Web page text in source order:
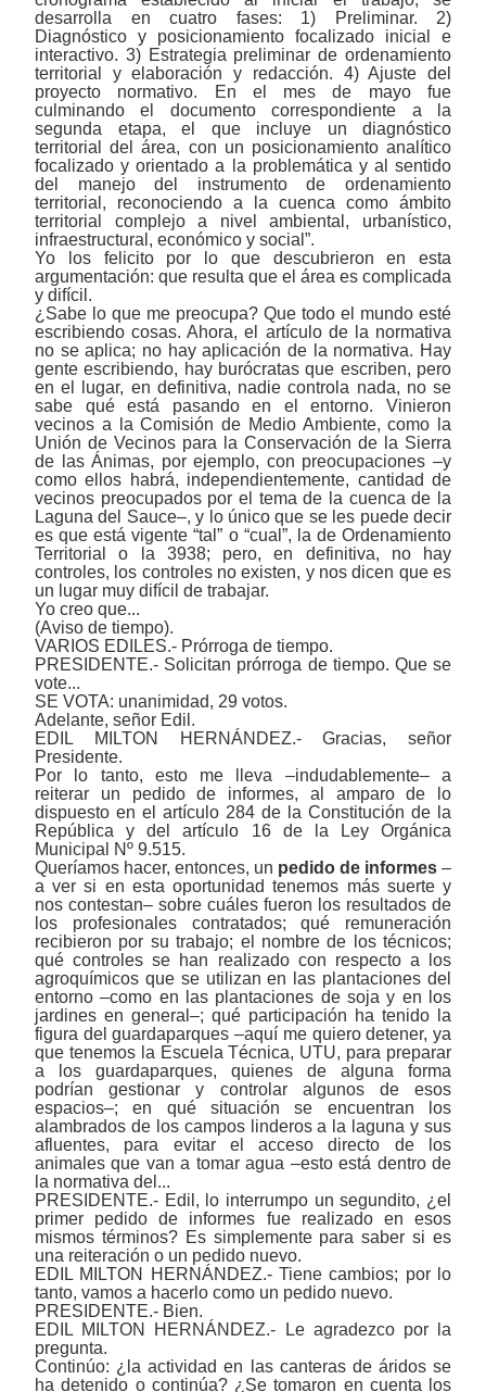
desarrolla en cuatro fases: 1) Preliminar. 2)
Diagnóstico y posicionamiento focalizado inicial e
interactivo. 3) Estrategia preliminar de ordenamiento
territorial y elaboración y redacción. 4) Ajuste del
proyecto normativo. En el mes de mayo fue
culminando el documento correspondiente a la
segunda etapa, el que incluye un diagnóstico
territorial del área, con un posicionamiento analítico
focalizado y orientado a la problemática y al sentido
del manejo del instrumento de ordenamiento
territorial, reconociendo a la cuenca como ámbito
territorial complejo a nivel ambiental, urbanístico,
infraestructural, económico y social”.
Yo los felicito por lo que descubrieron en esta
argumentación: que resulta que el área es complicada
y difícil.
¿Sabe lo que me preocupa? Que todo el mundo esté
escribiendo cosas. Ahora, el artículo de la normativa
no se aplica; no hay aplicación de la normativa. Hay
gente escribiendo, hay burócratas que escriben, pero
en el lugar, en definitiva, nadie controla nada, no se
sabe qué está pasando en el entorno. Vinieron
vecinos a la Comisión de Medio Ambiente, como la
Unión de Vecinos para la Conservación de la Sierra
de las Ánimas, por ejemplo, con preocupaciones ‒y
como ellos habrá, independientemente, cantidad de
vecinos preocupados por el tema de la cuenca de la
Laguna del Sauce‒, y lo único que se les puede decir
es que está vigente “tal” o “cual”, la de Ordenamiento
Territorial o la 3938; pero, en definitiva, no hay
controles, los controles no existen, y nos dicen que es
un lugar muy difícil de trabajar.
Yo creo que...
(Aviso de tiempo).
VARIOS EDILES.- Prórroga de tiempo.
PRESIDENTE.- Solicitan prórroga de tiempo. Que se
vote...
SE VOTA: unanimidad, 29 votos.
Adelante, señor Edil.
EDIL MILTON HERNÁNDEZ.- Gracias, señor
Presidente.
Por lo tanto, esto me lleva ‒indudablemente‒ a
reiterar un pedido de informes, al amparo de lo
dispuesto en el artículo 284 de la Constitución de la
República y del artículo 16 de la Ley Orgánica
Municipal Nº 9.515.
Queríamos hacer, entonces, un pedido de informes ‒
a ver si en esta oportunidad tenemos más suerte y
nos contestan‒ sobre cuáles fueron los resultados de
los profesionales contratados; qué remuneración
recibieron por su trabajo; el nombre de los técnicos;
qué controles se han realizado con respecto a los
agroquímicos que se utilizan en las plantaciones del
entorno ‒como en las plantaciones de soja y en los
jardines en general‒; qué participación ha tenido la
figura del guardaparques ‒aquí me quiero detener, ya
que tenemos la Escuela Técnica, UTU, para preparar
a los guardaparques, quienes de alguna forma
podrían gestionar y controlar algunos de esos
espacios‒; en qué situación se encuentran los
alambrados de los campos linderos a la laguna y sus
afluentes, para evitar el acceso directo de los
animales que van a tomar agua ‒esto está dentro de
la normativa del...
PRESIDENTE.- Edil, lo interrumpo un segundito, ¿el
primer pedido de informes fue realizado en esos
mismos términos? Es simplemente para saber si es
una reiteración o un pedido nuevo.
EDIL MILTON HERNÁNDEZ.- Tiene cambios; por lo
tanto, vamos a hacerlo como un pedido nuevo.
PRESIDENTE.- Bien.
EDIL MILTON HERNÁNDEZ.- Le agradezco por la
pregunta.
Continúo: ¿la actividad en las canteras de áridos se
ha detenido o continúa? ¿Se tomaron en cuenta los